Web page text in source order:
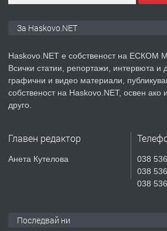
ПРЕДЛАГА
Къртене на
Апартамент за
За Haskovo.NET
Haskovo.NET е собственост на
Всички статии, репортажи, интервюта и
графични и видео материали,
собственост на Haskovo.NET, освен ако
друго.
Главен редактор
Анета Кутелова
038
038
038
Последвай ни